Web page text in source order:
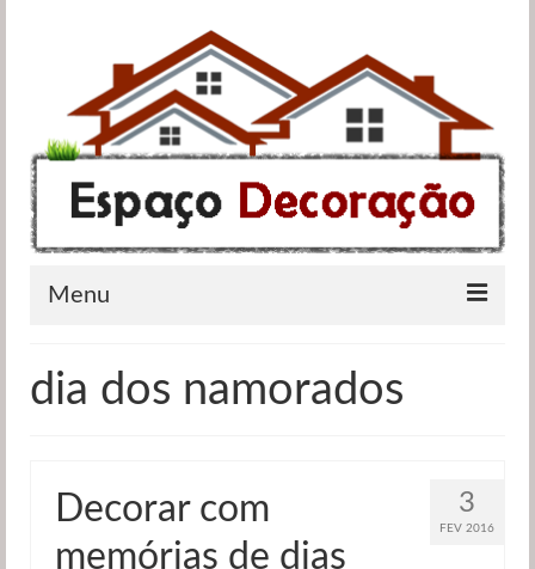
Menu
Casas de banho
Quartos
Salas
dia dos namorados
3
FEV 2016
Decorar com
memórias de dias